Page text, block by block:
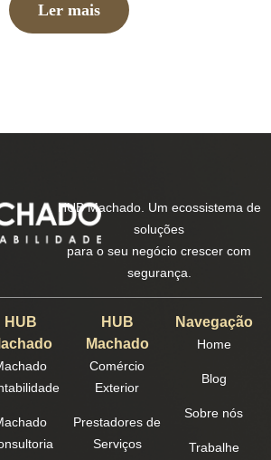
Ler mais
HUB Machado. Um ecossistema de
soluções
para o seu negócio crescer com
segurança.
HUB
HUB
Machado
Comércio
Exterior
Prestadores de
Serviços
Navegação
Home
Blog
Sobre nós
Trabalhe